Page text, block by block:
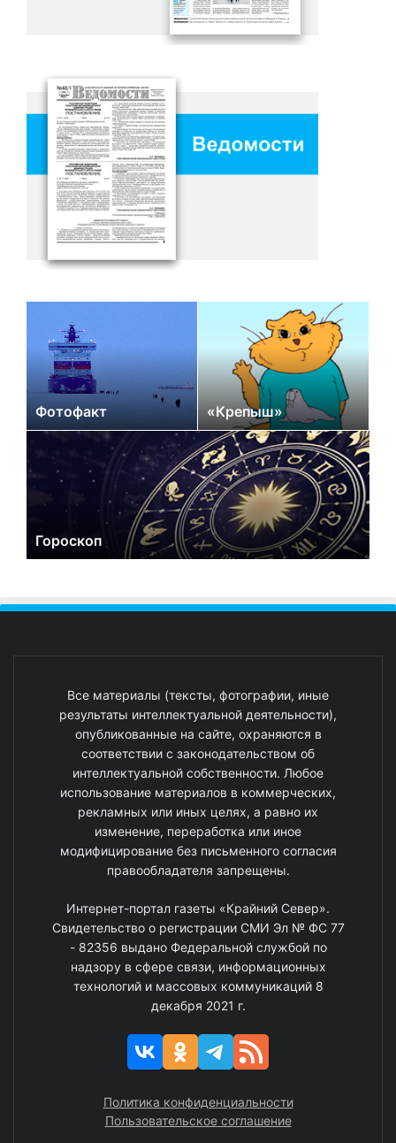
Фотофакт «Крепыш»
Гороскоп
Все материалы (тексты, фотографии, иные
результаты интеллектуальной деятельности),
опубликованные на сайте, охраняются в
соответствии с законодательством об
интеллектуальной собственности. Любое
использование материалов в коммерческих,
рекламных или иных целях, а равно их
изменение, переработка или иное
модифицирование без письменного согласия
правообладателя запрещены.
Интернет-портал газеты «Крайний Север».
Свидетельство о регистрации СМИ Эл № ФС 77
- 82356 выдано Федеральной службой по
надзору в сфере связи, информационных
технологий и массовых коммуникаций 8
декабря 2021 г.
Политика конфиденциальности
Пользовательское соглашение